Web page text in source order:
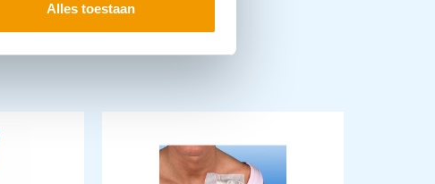
Alles toestaan